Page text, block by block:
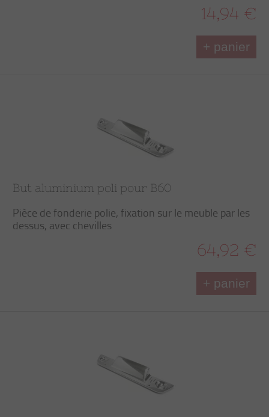
14,94 €
+ panier
But aluminium poli pour B60
Pièce de fonderie polie, fixation sur le meuble par les
dessus, avec chevilles
64,92 €
+ panier